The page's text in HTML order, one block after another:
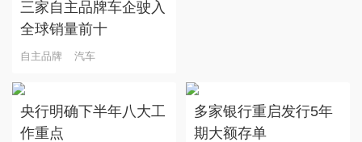
三家自主品牌车企驶入
全球销量前十
自主品牌 汽车
央行明确下半年八大工
作重点
多家银行重启发行5年
期大额存单